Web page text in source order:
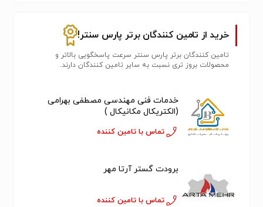
خرید از تامین کنندگان برتر پارس سنتر!
تامین کنندگان برتر پارس سنتر سرعت پاسخگویی بالاتر و
محصولات بروز تری نسبت به سایر تامین کنندگان دارند.
خدمات فنی مهندسی مصطفی بهرامی
(الکتریکال مکانیکال )
تماس با تامین کننده
برودت گستر آرتا مهر
تماس با تامین کننده